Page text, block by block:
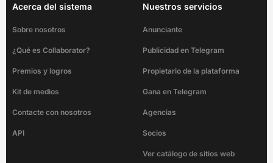
Acerca del sistema
Sobre nosotros
¿Qué es Collaborator?
Premios y logros
Kit de medios
Contacte con nosotros
API
Nuestros servicios
Anunciante
Publicidad en Telegram
Propietario de la plataforma
Gana en Telegram
Agencias
Socios
Ver catálogo de sitios web